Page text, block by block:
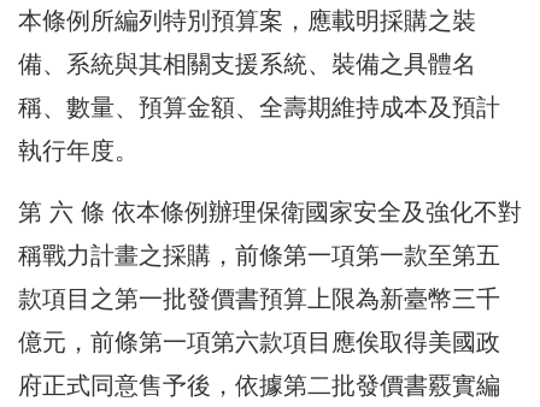
本條例所編列特別預算案，應載明採購之裝
備、系統與其相關支援系統、裝備之具體名
稱、數量、預算金額、全壽期維持成本及預計
執行年度。
第 六 條 依本條例辦理保衛國家安全及強化不對
稱戰力計畫之採購，前條第一項第一款至第五
款項目之第一批發價書預算上限為新臺幣三千
億元，前條第一項第六款項目應俟取得美國政
府正式同意售予後，依據第二批發價書覈實編